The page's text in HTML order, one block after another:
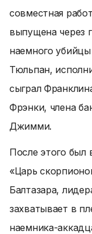
совместная
выпущена через
наемного
Тюльпан,
сыграл
Фрэнки, члена
Джимми.
После этого
«Царь
Балтазара,
захватывает в
наемника-